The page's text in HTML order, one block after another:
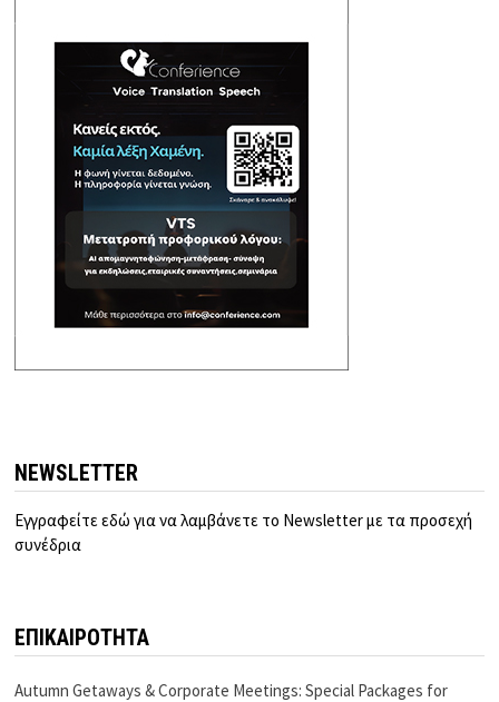
NEWSLETTER
Εγγραφείτε εδώ για να λαμβάνετε το Newsletter με τα προσεχή
συνέδρια
ΕΠΙΚΑΙΡΟΤΗΤΑ
Autumn Getaways & Corporate Meetings: Special Packages for